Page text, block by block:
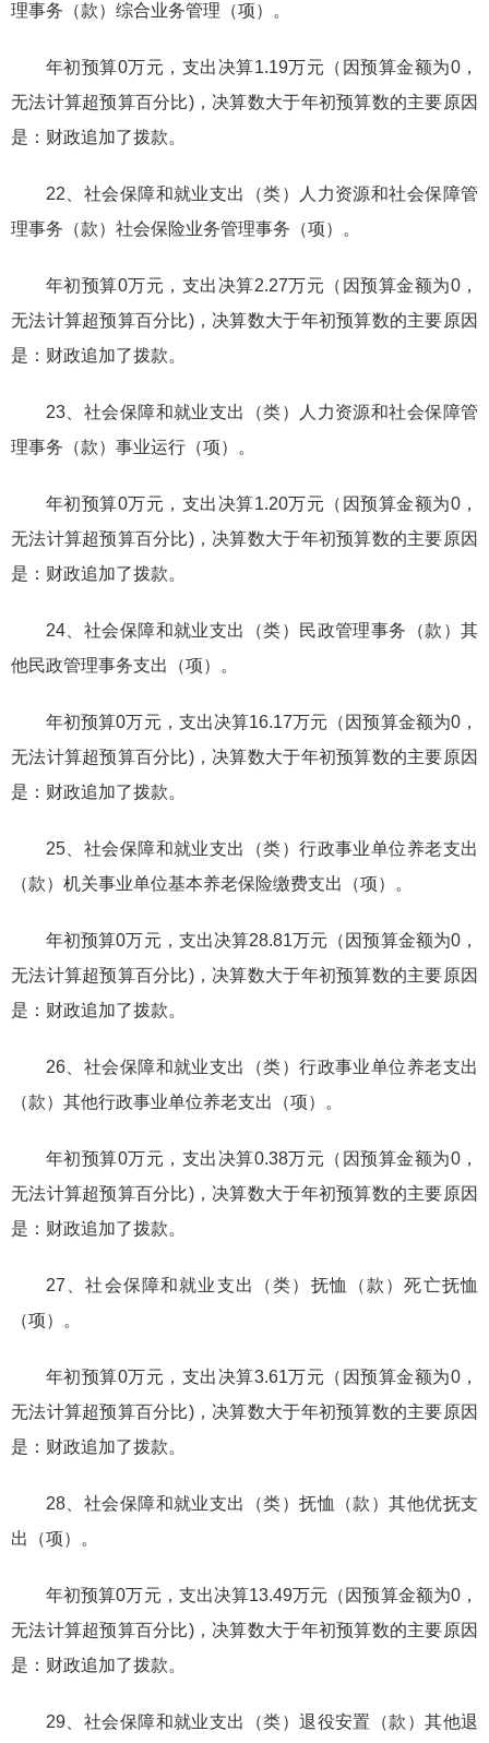
理事务（款）综合业务管理（项）。
年初预算0万元，支出决算1.19万元（因预算金额为0，
无法计算超预算百分比)，决算数大于年初预算数的主要原因
是：财政追加了拨款。
22、社会保障和就业支出（类）人力资源和社会保障管
理事务（款）社会保险业务管理事务（项）。
年初预算0万元，支出决算2.27万元（因预算金额为0，
无法计算超预算百分比)，决算数大于年初预算数的主要原因
是：财政追加了拨款。
23、社会保障和就业支出（类）人力资源和社会保障管
理事务（款）事业运行（项）。
年初预算0万元，支出决算1.20万元（因预算金额为0，
无法计算超预算百分比)，决算数大于年初预算数的主要原因
是：财政追加了拨款。
24、社会保障和就业支出（类）民政管理事务（款）其
他民政管理事务支出（项）。
年初预算0万元，支出决算16.17万元（因预算金额为0，
无法计算超预算百分比)，决算数大于年初预算数的主要原因
是：财政追加了拨款。
25、社会保障和就业支出（类）行政事业单位养老支出
（款）机关事业单位基本养老保险缴费支出（项）。
年初预算0万元，支出决算28.81万元（因预算金额为0，
无法计算超预算百分比)，决算数大于年初预算数的主要原因
是：财政追加了拨款。
26、社会保障和就业支出（类）行政事业单位养老支出
（款）其他行政事业单位养老支出（项）。
年初预算0万元，支出决算0.38万元（因预算金额为0，
无法计算超预算百分比)，决算数大于年初预算数的主要原因
是：财政追加了拨款。
27、社会保障和就业支出（类）抚恤（款）死亡抚恤
（项）。
年初预算0万元，支出决算3.61万元（因预算金额为0，
无法计算超预算百分比)，决算数大于年初预算数的主要原因
是：财政追加了拨款。
28、社会保障和就业支出（类）抚恤（款）其他优抚支
出（项）。
年初预算0万元，支出决算13.49万元（因预算金额为0，
无法计算超预算百分比)，决算数大于年初预算数的主要原因
是：财政追加了拨款。
29、社会保障和就业支出（类）退役安置（款）其他退